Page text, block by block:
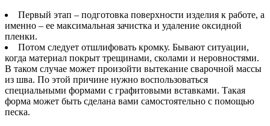
Первый этап – подготовка поверхности изделия к работе, а
именно – ее максимальная зачистка и удаление оксидной
пленки.
Потом следует отшлифовать кромку. Бывают ситуации,
когда материал покрыт трещинами, сколами и неровностями.
В таком случае может произойти вытекание сварочной массы
из шва. По этой причине нужно воспользоваться
специальными формами с графитовыми вставками. Такая
форма может быть сделана вами самостоятельно с помощью
песка.